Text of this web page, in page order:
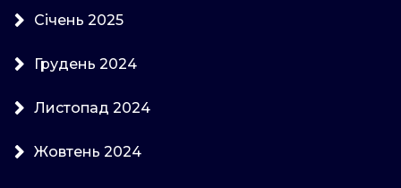
Січень 2025
Грудень 2024
Листопад 2024
Жовтень 2024